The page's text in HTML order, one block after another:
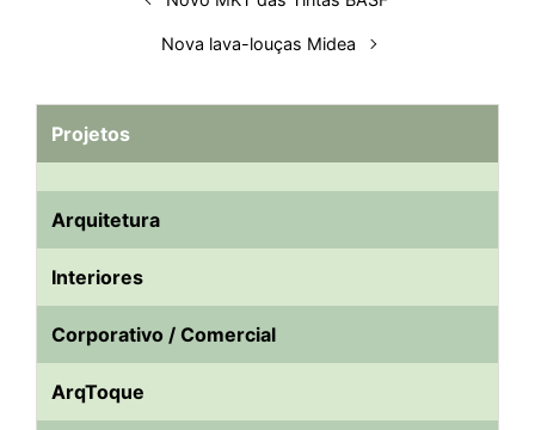
t
Nova lava-louças Midea
Projetos
Arquitetura
Interiores
Corporativo / Comercial
ArqToque